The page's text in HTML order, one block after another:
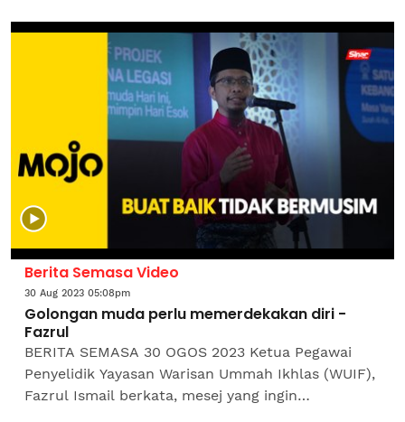
al-Quran. Pengarah Penjara Penor,...
Berita Semasa Video
30 Aug 2023 05:08pm
Golongan muda perlu memerdekakan diri -
Fazrul
BERITA SEMASA 30 OGOS 2023 Ketua Pegawai
Penyelidik Yayasan Warisan Ummah Ikhlas (WUIF),
Fazrul Ismail berkata, mesej yang ingin